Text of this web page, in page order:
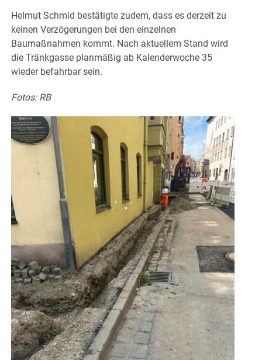
Helmut Schmid bestätigte zudem, dass es derzeit zu
keinen Verzögerungen bei den einzelnen
Baumaßnahmen kommt. Nach aktuellem Stand wird
die Tränkgasse planmäßig ab Kalenderwoche 35
wieder befahrbar sein.
Fotos: RB